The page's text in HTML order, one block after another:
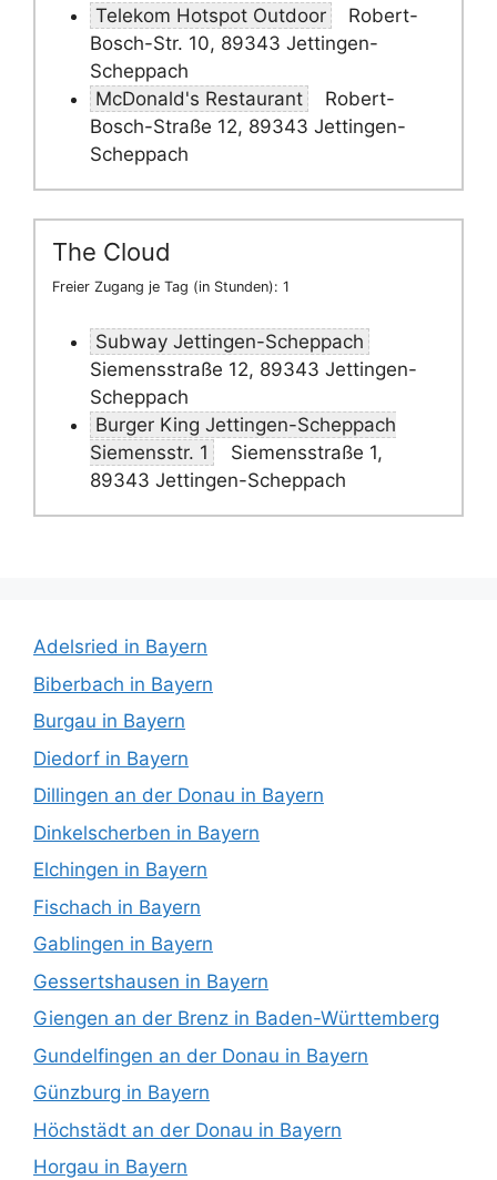
Telekom Hotspot Outdoor
Robert-
Bosch-Str. 10, 89343 Jettingen-
Scheppach
McDonald's Restaurant
Robert-
Bosch-Straße 12, 89343 Jettingen-
Scheppach
The Cloud
Freier Zugang je Tag (in Stunden): 1
Subway Jettingen-Scheppach
Siemensstraße 12, 89343 Jettingen-
Scheppach
Burger King Jettingen-Scheppach
Siemensstr. 1
Siemensstraße 1,
89343 Jettingen-Scheppach
Adelsried in Bayern
Biberbach in Bayern
Burgau in Bayern
Diedorf in Bayern
Dillingen an der Donau in Bayern
Dinkelscherben in Bayern
Elchingen in Bayern
Fischach in Bayern
Gablingen in Bayern
Gessertshausen in Bayern
Giengen an der Brenz in Baden-Württemberg
Gundelfingen an der Donau in Bayern
Günzburg in Bayern
Höchstädt an der Donau in Bayern
Horgau in Bayern